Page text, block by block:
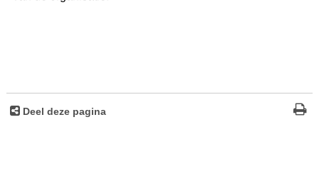
Deel deze pagina